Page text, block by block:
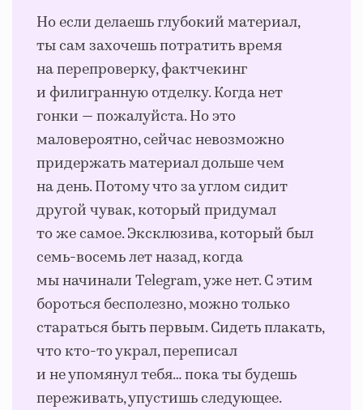
Но если делаешь глубокий материал,
ты сам захочешь потратить время
на перепроверку, фактчекинг
и филигранную отделку. Когда нет
гонки — пожалуйста. Но это
маловероятно, сейчас невозможно
придержать материал дольше чем
на день. Потому что за углом сидит
другой чувак, который придумал
то же самое. Эксклюзива, который был
семь-восемь лет назад, когда
мы начинали Telegram, уже нет. С этим
бороться бесполезно, можно только
стараться быть первым. Сидеть плакать,
что кто-то украл, переписал
и не упомянул тебя… пока ты будешь
переживать, упустишь следующее.